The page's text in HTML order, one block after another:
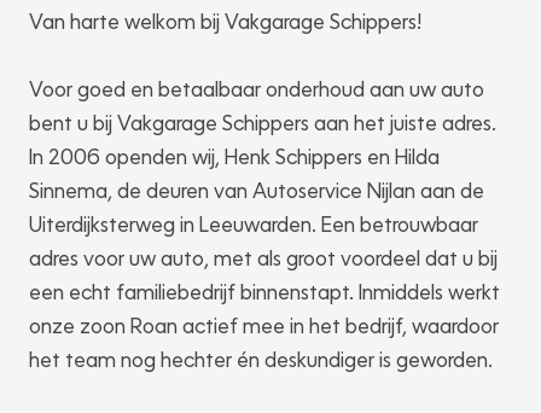
Van harte welkom bij Vakgarage Schippers!
Voor goed en betaalbaar onderhoud aan uw auto
bent u bij Vakgarage Schippers aan het juiste adres.
In 2006 openden wij, Henk Schippers en Hilda
Sinnema, de deuren van Autoservice Nijlan aan de
Uiterdijksterweg in Leeuwarden. Een betrouwbaar
adres voor uw auto, met als groot voordeel dat u bij
een echt familiebedrijf binnenstapt. Inmiddels werkt
onze zoon Roan actief mee in het bedrijf, waardoor
het team nog hechter én deskundiger is geworden.